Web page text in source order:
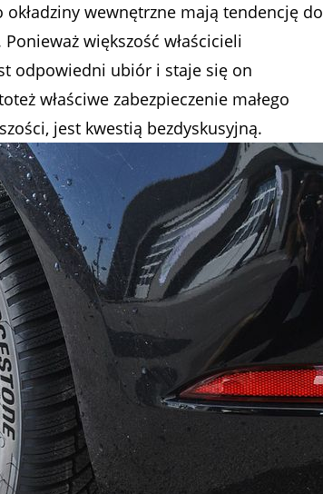
wewnętrzne mają tendencję do
Ponieważ większość właścicieli
odpowiedni ubiór i staje się on
właściwe zabezpieczenie małego
jest kwestią bezdyskusyjną.